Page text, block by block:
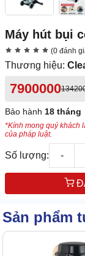
Máy hút bụi
(0 đánh
Thương hiệu:
7900000
Bảo hành 18 tháng
*Kính mong quý khách
của pháp luật.
Số lượng: -
Sản phẩm